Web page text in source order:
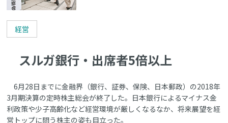
経営
スルガ銀行・出席者5倍以上
6月28日までに金融界（銀行、証券、保険、日本郵政）の2018年
3月期決算の定時株主総会が終了した。日本銀行によるマイナス金
利政策や少子高齢化など経営環境が厳しくなるなか、将来展望を経
営トップに問う株主の姿も目立った。